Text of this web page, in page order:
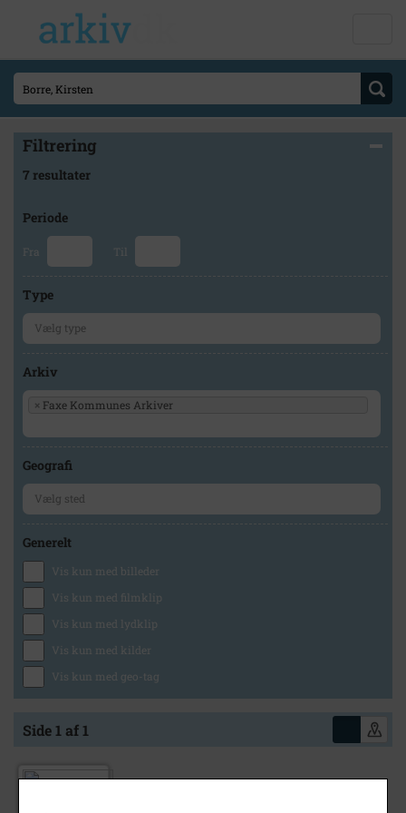
Filtrering
7 resultater
Periode
Fra Til
Type
Arkiv
× Faxe Kommunes Arkiver
Geografi
Generelt
Vis kun med billeder
Vis kun med filmklip
Vis kun med lydklip
Vis kun med kilder
Vis kun med geo-tag
Side 1 af 1